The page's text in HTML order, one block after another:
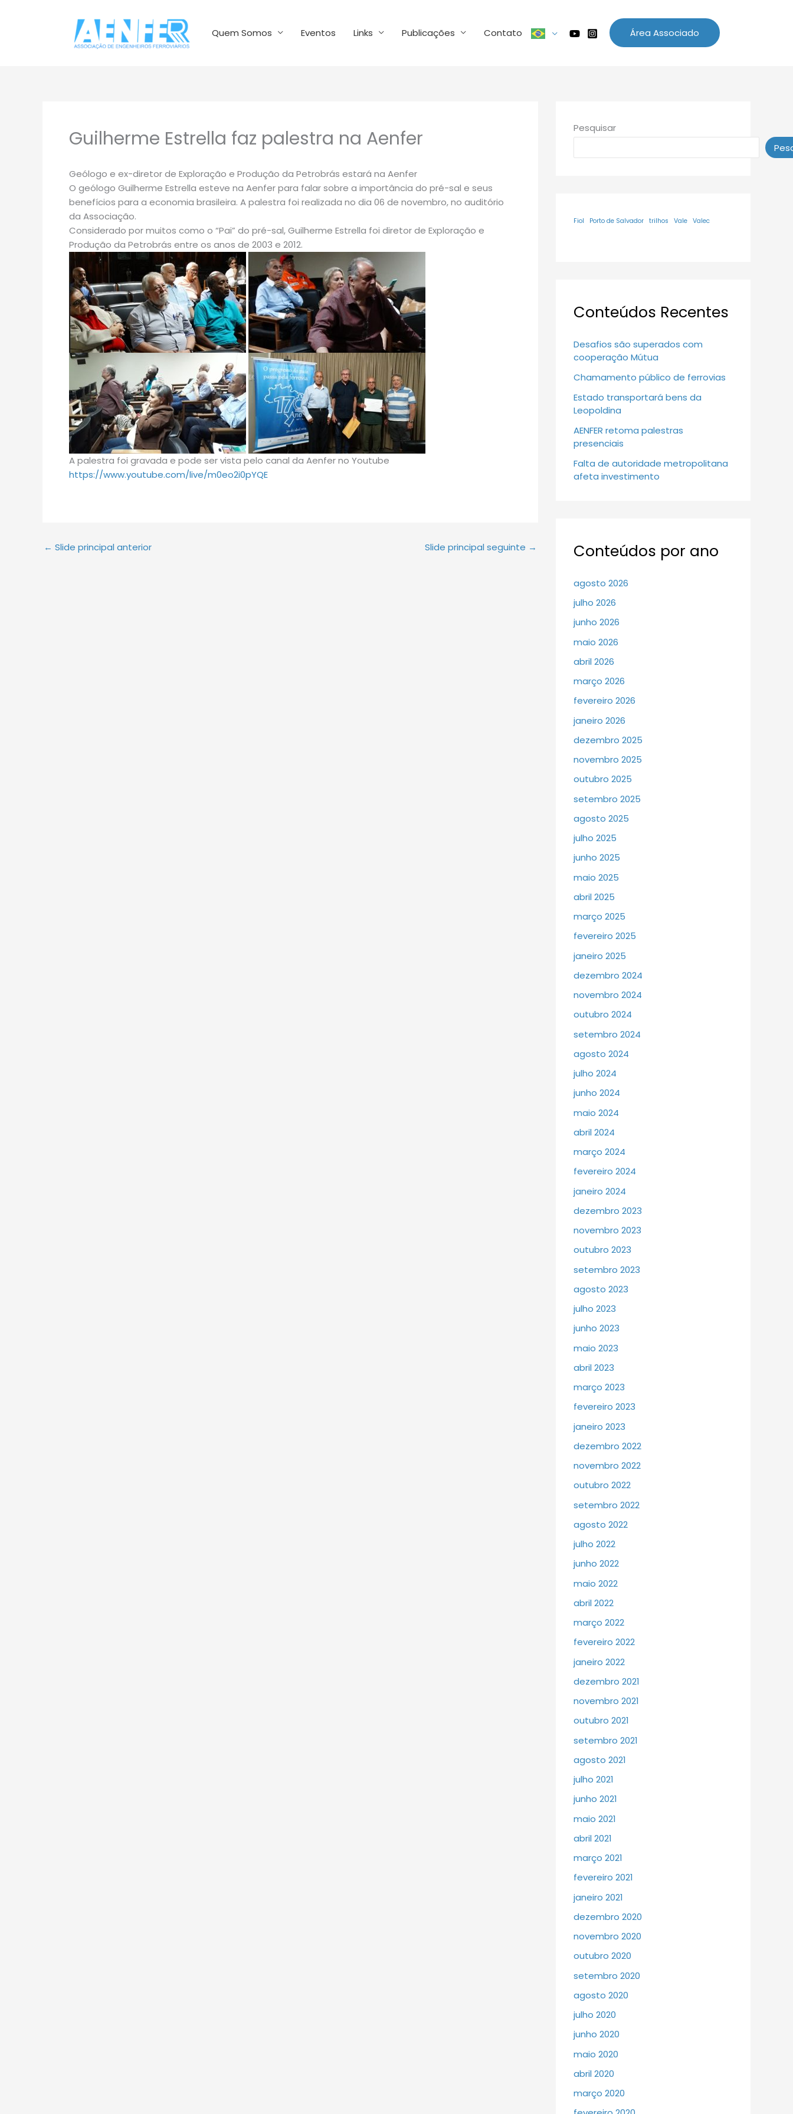
Quem Somos Eventos Links Publicações Contato Área Associado
Guilherme Estrella faz palestra na Aenfer
Geólogo e ex-diretor de Exploração e Produção da Petrobrás estará na Aenfer
O geólogo Guilherme Estrella esteve na Aenfer para falar sobre a importância do pré-sal e seus
benefícios para a economia brasileira. A palestra foi realizada no dia 06 de novembro, no auditório
da Associação.
Considerado por muitos como o “Pai” do pré-sal, Guilherme Estrella foi diretor de Exploração e
Produção da Petrobrás entre os anos de 2003 e 2012.
A palestra foi gravada e pode ser vista pelo canal da Aenfer no Youtube
https://www.youtube.com/live/m0eo2i0pYQE
← Slide principal anterior Slide principal seguinte →
Pesquisar
Fiol Porto de Salvador trilhos Vale Valec
Conteúdos Recentes
Desafios são superados com
cooperação Mútua
Chamamento público de ferrovias
Estado transportará bens da
Leopoldina
AENFER retoma palestras
presenciais
Falta de autoridade metropolitana
afeta investimento
Conteúdos por ano
agosto 2026
julho 2026
junho 2026
maio 2026
abril 2026
março 2026
fevereiro 2026
janeiro 2026
dezembro 2025
novembro 2025
outubro 2025
setembro 2025
agosto 2025
julho 2025
junho 2025
maio 2025
abril 2025
março 2025
fevereiro 2025
janeiro 2025
dezembro 2024
novembro 2024
outubro 2024
setembro 2024
agosto 2024
julho 2024
junho 2024
maio 2024
abril 2024
março 2024
fevereiro 2024
janeiro 2024
dezembro 2023
novembro 2023
outubro 2023
setembro 2023
agosto 2023
julho 2023
junho 2023
maio 2023
abril 2023
março 2023
fevereiro 2023
janeiro 2023
dezembro 2022
novembro 2022
outubro 2022
setembro 2022
agosto 2022
julho 2022
junho 2022
maio 2022
abril 2022
março 2022
fevereiro 2022
janeiro 2022
dezembro 2021
novembro 2021
outubro 2021
setembro 2021
agosto 2021
julho 2021
junho 2021
maio 2021
abril 2021
março 2021
fevereiro 2021
janeiro 2021
dezembro 2020
novembro 2020
outubro 2020
setembro 2020
agosto 2020
julho 2020
junho 2020
maio 2020
abril 2020
março 2020